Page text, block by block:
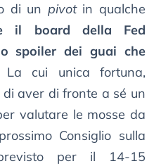
di un pivotin qualche
il board della Fed
spoiler dei guai che
La cui unica fortuna,
aver di fronte a sé un
valutare le mosse da
Consiglio sulla
per il 14-15